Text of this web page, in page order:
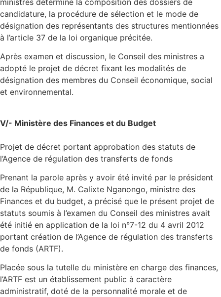
candidature, la procédure de sélection et le mode de
désignation des représentants des structures mentionnées
à l’article 37 de la loi organique précitée.
Après examen et discussion, le Conseil des ministres a
adopté le projet de décret fixant les modalités de
désignation des membres du Conseil économique, social
et environnemental.
V/- Ministère des Finances et du Budget
Projet de décret portant approbation des statuts de
l’Agence de régulation des transferts de fonds
Prenant la parole après y avoir été invité par le président
de la République, M. Calixte Nganongo, ministre des
Finances et du budget, a précisé que le présent projet de
statuts soumis à l’examen du Conseil des ministres avait
été initié en application de la loi n°7-12 du 4 avril 2012
portant création de l’Agence de régulation des transferts
de fonds (ARTF).
Placée sous la tutelle du ministère en charge des finances,
l’ARTF est un établissement public à caractère
administratif, doté de la personnalité morale et de